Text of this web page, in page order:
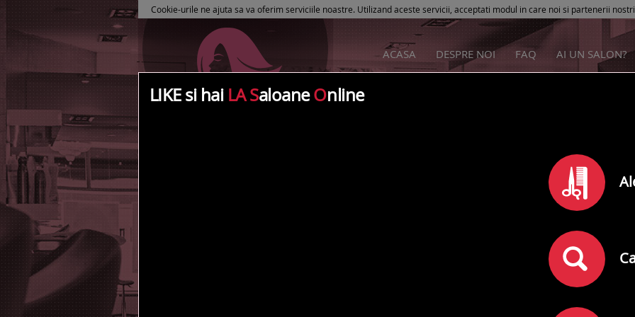
Cookie-urile ne ajuta sa va oferim serviciile noastre. Utilizand aceste servicii, acceptati modul in care noi si partenerii
ACASA DESPRE NOI FAQ AI UN SALON?
comentarii)
LIKE si hai LA SaloaneOnline